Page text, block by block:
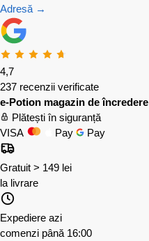
Adresă →
4,7
237 recenzii verificate
e-Potion magazin de încredere
Plătești în siguranță
VISA
Pay Pay
Gratuit > 149 lei
la livrare
Expediere azi
comenzi până 16:00